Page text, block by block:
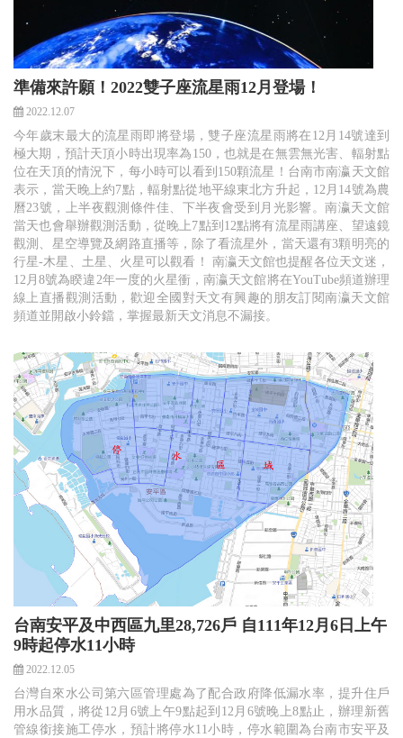
準備來許願！2022雙子座流星雨12月登場！
2022.12.07
今年歲末最大的流星雨即將登場，雙子座流星雨將在12月14號達到
極大期，預計天頂小時出現率為150，也就是在無雲無光害、輻射點
位在天頂的情況下，每小時可以看到150顆流星！台南市南瀛天文館
表示，當天晚上約7點，輻射點從地平線東北方升起，12月14號為農
曆23號，上半夜觀測條件佳、下半夜會受到月光影響。南瀛天文館
當天也會舉辦觀測活動，從晚上7點到12點將有流星雨講座、望遠鏡
觀測、星空導覽及網路直播等，除了看流星外，當天還有3顆明亮的
行星-木星、土星、火星可以觀看！ 南瀛天文館也提醒各位天文迷，
12月8號為睽違2年一度的火星衝，南瀛天文館將在YouTube頻道辦理
線上直播觀測活動，歡迎全國對天文有興趣的朋友訂閱南瀛天文館
頻道並開啟小鈴鐺，掌握最新天文消息不漏接。
台南安平及中西區九里28,726戶 自111年12月6日上午
9時起停水11小時
2022.12.05
台灣自來水公司第六區管理處為了配合政府降低漏水率，提升住戶
用水品質，將從12月6號上午9點起到12月6號晚上8點止，辦理新舊
管線銜接施工停水，預計將停水11小時，停水範圍為台南市安平及